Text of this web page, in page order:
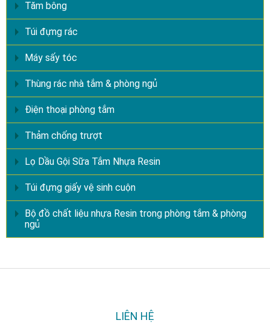
Tăm bông
Túi đựng rác
Máy sấy tóc
Thùng rác nhà tắm & phòng ngủ
Điện thoại phòng tắm
Thảm chống trượt
Lọ Dầu Gội Sữa Tắm Nhựa Resin
Túi đựng giấy vệ sinh cuộn
Bộ đồ chất liệu nhựa Resin trong phòng tắm & phòng
ngủ
LIÊN HỆ